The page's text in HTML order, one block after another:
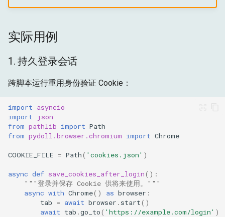
实际用例
1. 持久登录会话
跨脚本运行重用身份验证 Cookie：
import asyncio
import
json
from pathlib import Path
from pydoll.browser.chromium import Chrome
COOKIE_FILE = Path( 'cookies.json' )
async def save_cookies_after_login():
"""登录并保存 Cookie 供将来使用。"""
async with Chrome() as browser :
tab = await browser . start()
await tab .go_to( 'https://example.com/login' )